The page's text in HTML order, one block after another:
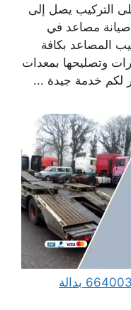
التركيب يصل إلى
صيانة مصاعد في
المصاعد بكافة
وتصليحها بمعدات
لكم خدمة جيدة ...
ونش كرين سطحة ام الهيمان 66400336 بدالة